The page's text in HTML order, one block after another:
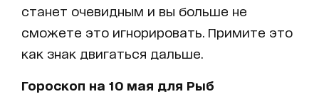
станет очевидным и вы больше не
сможете это игнорировать. Примите это
как знак двигаться дальше.
Гороскоп на 10 мая для Рыб